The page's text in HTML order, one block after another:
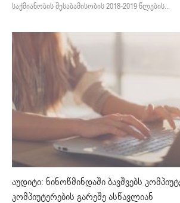
საქმიანობის შესაბამისობის 2018-2019 წლების...
აუდიტი: ნინოწმინდაში ბავშვებს
კომპიუტერების გარეშე ასწავლიან